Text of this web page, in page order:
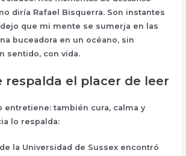
diría Rafael Bisquerra. Son instantes
que mi mente se sumerja en las
buceadora en un océano, sin
sentido, con vida.
respalda el placer de leer
entretiene: también cura, calma y
lo respalda:
la Universidad de Sussex encontró